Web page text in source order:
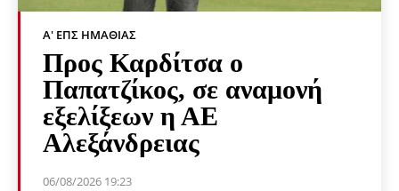
Α' ΕΠΣ ΗΜΑΘΊΑΣ
Προς Καρδίτσα ο
Παπατζίκος, σε αναμονή
εξελίξεων η ΑΕ
Αλεξάνδρειας
06/08/2026 19:23